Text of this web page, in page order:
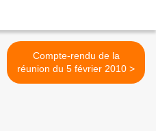
Compte-rendu de la
réunion du 5 février 2010 >